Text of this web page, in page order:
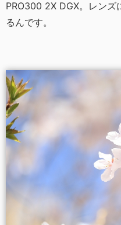
PRO300 2X DGX。レンズ
るんです。